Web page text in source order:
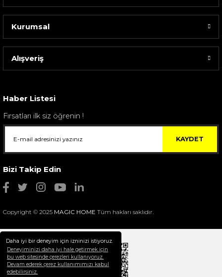
Daha iyi bir deneyim için izninizi istiyoruz.
Deneyiminizi daha iyi hale getirmek için
bu web sitesinde çerezleri kullanıyoruz.
Devam ederek çerez kullanımımızı kabul
edebilirsiniz.
Sarev Elfıda Flanel Nevresim Takımı Çift Kişili...
Selim Dekor Chain 15x20 Çerçeve Vizon
Kurumsal
Alışveriş
Haber Listesi
Fırsatları ilk siz öğrenin !
KAYDET
Bizi Takip Edin
Copyright © 2025 MAGIC HOME Tüm hakları saklıdır.